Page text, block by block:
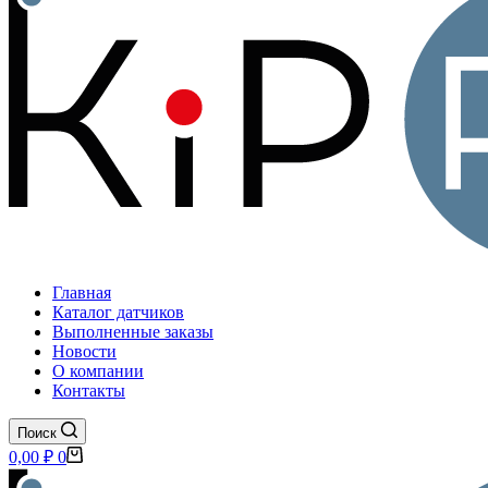
Главная
Каталог датчиков
Выполненные заказы
Новости
О компании
Контакты
Поиск
Корзина
0,00 ₽ 0